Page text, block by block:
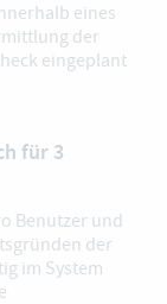
eines
der
eingeplant
für 3
Benutzer und
der
im System